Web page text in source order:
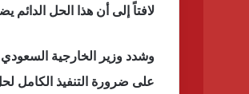
لافتاً إلى أن هذا الحل
وشدد وزير الخارجية
على ضرورة التنفيذ الكامل